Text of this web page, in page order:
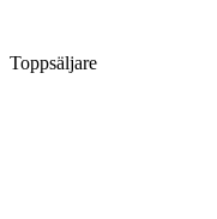
Toppsäljare